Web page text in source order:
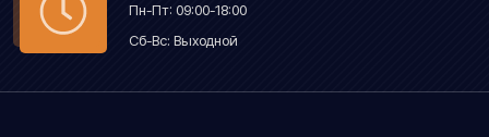
Пн-Пт: 09:00-18:00
Сб-Вс: Выходной